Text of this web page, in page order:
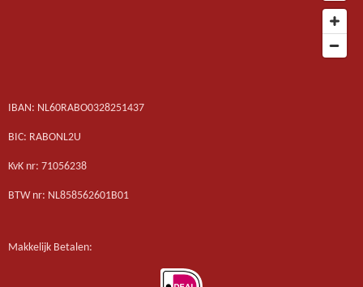
IBAN: NL60RABO0328251437
BIC: RABONL2U
KvK nr: 71056238
BTW nr: NL858562601B01
Makkelijk Betalen: